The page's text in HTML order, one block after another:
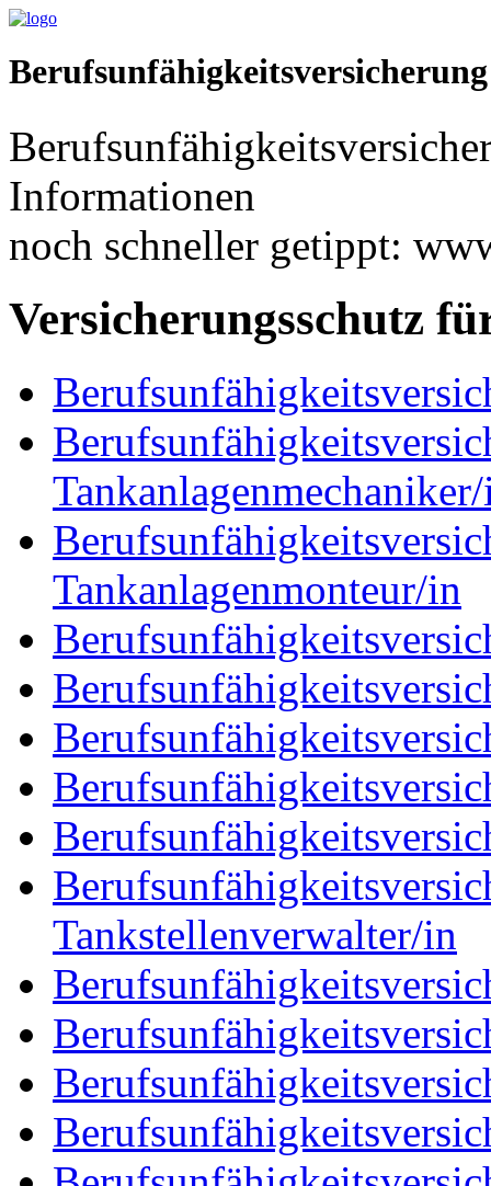
Informationen
noch schneller getippt:
Versicherungsschutz
Tankanlagenmonteur/in
Tankstellenverwalter/in